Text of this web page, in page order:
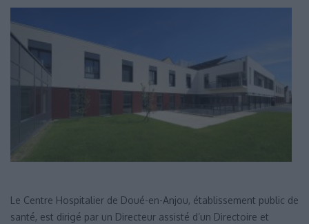
Le Centre Hospitalier de Doué-en-Anjou, établissement public de
santé, est dirigé par un Directeur assisté d’un Directoire et